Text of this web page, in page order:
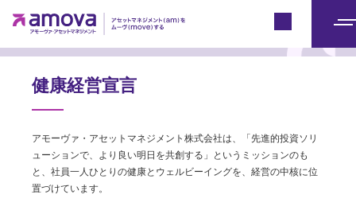
ニ
アモーヴァ・アセットとは
健康経営宣言
アモーヴァ・アセットマネジメント株式会社は、「先進的投資ソリ
ューションで、より良い明日を共創する」というミッションのも
と、社員一人ひとりの健康とウェルビーイングを、経営の中核に位
置づけています。